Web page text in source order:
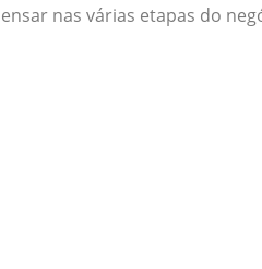
nas várias etapas do